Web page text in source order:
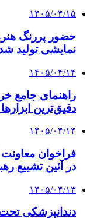
۱۴۰۵/۰۴/۱۵
نمایشی تولید
۱۴۰۵/۰۴/۱۴
راهنمای جامع
دقیق‌ترین
۱۴۰۵/۰۴/۱۴
فراخوان
در آئین تشییع
۱۴۰۵/۰۴/۱۳
دندانپزشکی